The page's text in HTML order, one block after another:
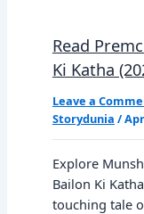
Read
Ki Katha
Leave a
Storydunia /
Explore
Bailon Ki
touching tale